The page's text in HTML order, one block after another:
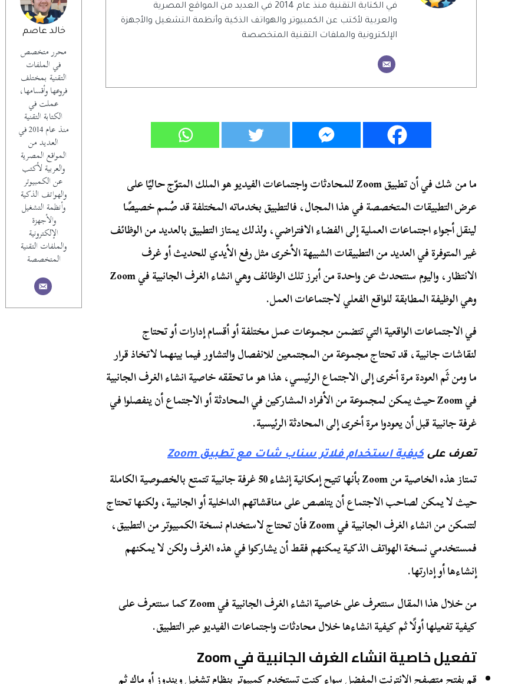
خالد عاصم
محرر متخصص
في الملفات
التقنية بمختلف
فروعها وأقسامها،
عملت في
الكتابة التقنية
منذ عام 2014 في
العديد من
المواقع المصرية
والعربية لأكتب
عن الكمبيوتر
والهواتف الذكية
وأنظمة التشغيل
والأجهزة
الإلكترونية
والملفات التقنية
المتخصصة
في الكتابة التقنية منذ عام 2014 في العديد من المواقع المصرية
والعربية لأكتب عن الكمبيوتر والهواتف الذكية وأنظمة التشغيل والأجهزة
الإلكترونية والملفات التقنية المتخصصة
ما من شك في أن تطبيق Zoom للمحادثات واجتماعات الفيديو هو الملك المتوّج حاليًا على
عرض التطبيقات المتخصصة في هذا المجال، فالتطبيق بخدماته المختلفة قد صُمم خصيصًا
لينقل أجواء اجتماعات العملية إلى الفضاء الافتراضي، ولذلك يمتاز التطبيق بالعديد من الوظائف
غير المتوفرة في العديد من التطبيقات الشبيهة الأخرى مثل رفع الأيدي للحديث أو غرف
الانتظار، واليوم سنتحدث عن واحدة من أبرز تلك الوظائف وهي انشاء الغرف الجانبية في Zoom
وهي الوظيفة المطابقة للواقع الفعلي لاجتماعات العمل.
في الاجتماعات الواقعية التي تتضمن مجموعات عمل مختلفة أو أقسام إدارات أو تحتاج
لنقاشات جانبية، قد تحتاج مجموعة من المجتمعين للانفصال والتشاور فيما بينهما لاتخاذ قرار
ما ومن ثَم العودة مرة أخرى إلى الاجتماع الرئيسي، هذا هو ما تحققه خاصية انشاء الغرف الجانبية
في Zoom حيث يمكن لمجموعة من الأفراد المشاركين في المحادثة أو الاجتماع أن ينفصلوا في
غرفة جانبية قبل أن يعودوا مرة أخرى إلى المحادثة الرئيسية.
تعرف على كيفية استخدام فلاتر سناب شات مع تطبيق Zoom
تمتاز هذه الخاصية من Zoom بأنها تتيح إمكانية إنشاء 50 غرفة جانبية تتمتع بالخصوصية الكاملة
حيث لا يمكن لصاحب الاجتماع أن يتلصص على مناقشاتهم الداخلية أو الجانبية، ولكنها تحتاج
لتتمكن من انشاء الغرف الجانبية في Zoom فأن تحتاج لاستخدام نسخة الكمبيوتر من التطبيق،
فمستخدمي نسخة الهواتف الذكية يمكنهم فقط أن يشاركوا في هذه الغرف ولكن لا يمكنهم
إنشاءها أو إدارتها.
من خلال هذا المقال سنتعرف على خاصية انشاء الغرف الجانبية في Zoom كما سنتعرف على
كيفية تفعيلها أولًا ثم كيفية انشاءها خلال محادثات واجتماعات الفيديو عبر التطبيق.
تفعيل خاصية انشاء الغرف الجانبية في Zoom
قم بفتح متصفح الانترنت المفضل سواء كنت تستخدم كمبيوتر بنظام تشغيل ويندوز أو ماك ثم